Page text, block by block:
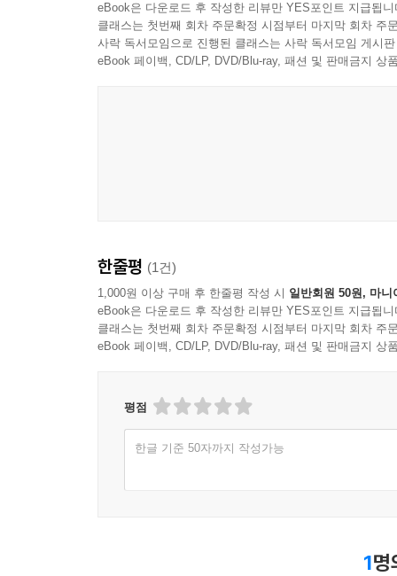
● 대상 독자
- 마태복음을 본문으로 설교하려는 사역자
- 마태복음 전체를 체계적이고, 쉽게 공부하고 싶은
eBook은 다운로드 후 작성한 리뷰만 YES포인트 지급됩니
클래스는 첫번째 회차 주문확정 시점부터 마지막 회차 주
사락 독서모임으로 진행된 클래스는 사락 독서모임 게시
eBook 페이백, CD/LP, DVD/Blu-ray, 패션 및 판매금지 상
한줄평 (1건)
1,000원 이상 구매 후 한줄평 작성 시 일반회원 50원, 마니
eBook은 다운로드 후 작성한 리뷰만 YES포인트 지급됩니
클래스는 첫번째 회차 주문확정 시점부터 마지막 회차 주
eBook 페이백, CD/LP, DVD/Blu-ray, 패션 및 판매금지 상
평점
한글 기준 50자까지 작성가능
1명